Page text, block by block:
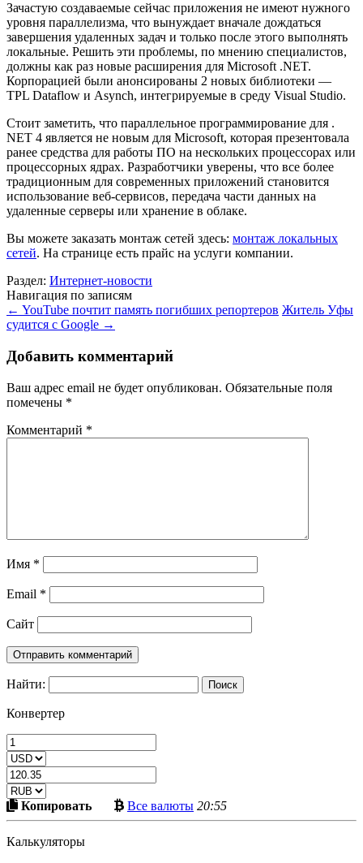
Зачастую создаваемые сейчас приложения не имеют нужного
уровня параллелизма, что вынуждает вначале дождаться
завершения удаленных задач и только после этого выполнять
локальные. Решить эти проблемы, по мнению специалистов,
должны как раз новые расширения для Microsoft .NET.
Корпорацией были анонсированы 2 новых библиотеки —
TPL Dataflow и Asynch, интегрируемые в среду Visual Studio.
Стоит заметить, что параллельное программирование для .
NET 4 является не новым для Microsoft, которая презентовала
ранее средства для работы ПО на нескольких процессорах или
процессорных ядрах. Разработчики уверены, что все более
традиционным для современных приложений становится
использование веб-сервисов, передача части данных на
удаленные серверы или хранение в облаке.
Вы можете заказать монтаж сетей здесь: монтаж локальных
сетей. На странице есть прайс на услуги компании.
Раздел: Интернет-новости
Навигация по записям
← YouTube почтит память погибших репортеров Житель Уфы
судится с Google →
Добавить комментарий
Ваш адрес email не будет опубликован. Обязательные поля
помечены *
Комментарий *
Имя *
Email *
Сайт
Найти:
Конвертер
КопироватьСкопировать
в
Все валютыБольше
криптовалют
20:55
Калькуляторы